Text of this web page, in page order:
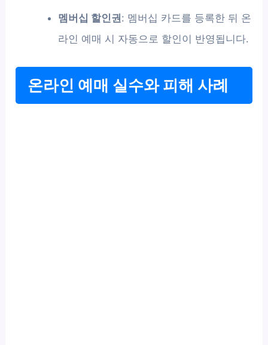
멤버십 할인권: 멤버십 카드를 등록한 뒤 온
라인 예매 시 자동으로 할인이 반영됩니다.
온라인 예매 실수와 피해 사례